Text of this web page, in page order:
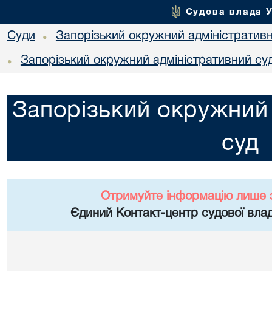
Судова влада
Суди • Запорізький окружний
• Запорізький окружний адміністративний
Запорізький окружний
суд
Отримуйте інформацію лише
Єдиний Контакт-центр судової